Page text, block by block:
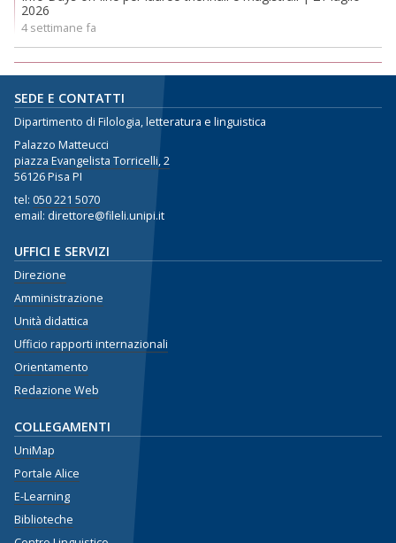
2026
4 settimane fa
SEDE E CONTATTI
Dipartimento di Filologia, letteratura e linguistica
Palazzo Matteucci
piazza Evangelista Torricelli, 2
56126 Pisa PI
tel: 050 221 5070
email: direttore@fileli.unipi.it
UFFICI E SERVIZI
Direzione
Amministrazione
Unità didattica
Ufficio rapporti internazionali
Orientamento
Redazione Web
COLLEGAMENTI
UniMap
Portale Alice
E-Learning
Biblioteche